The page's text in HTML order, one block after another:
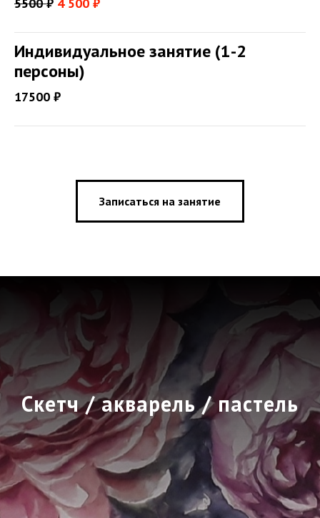
5500₽ 4 500 ₽
Индивидуальное занятие (1-2
персоны)
17500 ₽
Записаться на занятие
Скетч / акварель / пастель